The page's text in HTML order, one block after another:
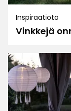
Merja
Hutiostos,
2 kuukautta
P
Inspiraatiota
Vinkkejä